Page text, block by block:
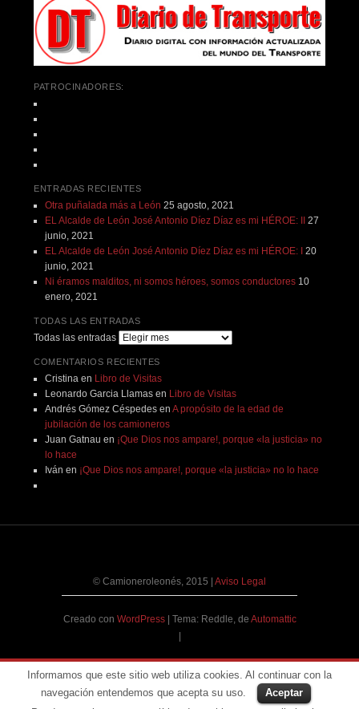
PATROCINADORES:
ENTRADAS RECIENTES
Otra puñalada más a León 25 agosto, 2021
EL Alcalde de León José Antonio Díez Díaz es mi HÉROE: II
27
junio, 2021
EL Alcalde de León José Antonio Díez Díaz es mi HÉROE: I
20
junio, 2021
Ni éramos malditos, ni somos héroes, somos conductores 10
enero, 2021
TODAS LAS ENTRADAS
Todas las entradas
COMENTARIOS RECIENTES
Cristinaen Libro de Visitas
Leonardo Garcia Llamasen Libro de Visitas
Andrés Gómez Céspedesen A propósito de la edad de
jubilación de los camioneros
Juan Gatnau en ¡Que Dios nos ampare!, porque «la justicia» no
lo hace
Iván en ¡Que Dios nos ampare!, porque «la justicia» no lo hace
© Camioneroleonés, 2015 | Aviso Legal
Creado con WordPress Tema: Reddle, de Automattic
Informamos que este sitio web utiliza cookies. Al continuar con la
navegación entendemos que acepta su uso.
Aceptar